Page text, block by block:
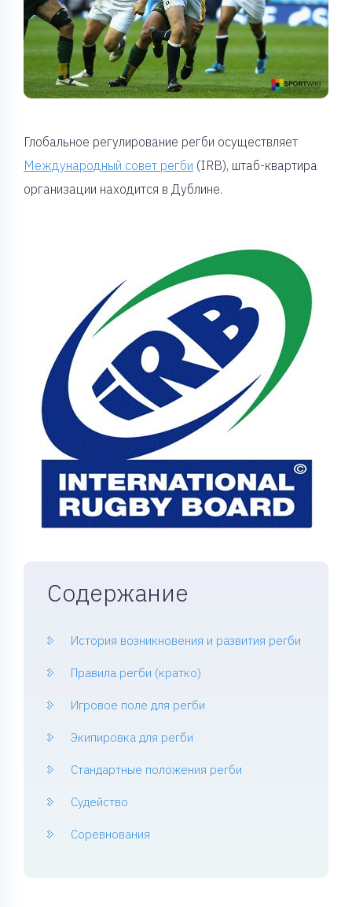
Глобальное регулирование регби осуществляет
Международный совет регби (IRB), штаб-квартира
организации находится в Дублине.
Содержание
История возникновения и развития регби
Правила регби (кратко)
Игровое поле для регби
Экипировка для регби
Стандартные положения регби
Судейство
Соревнования